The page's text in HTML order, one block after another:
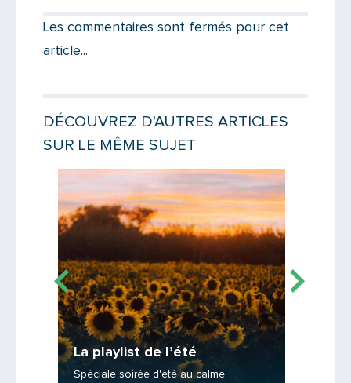
Message
Les commentaires sont fermés pour cet
article...
DÉCOUVREZ D'AUTRES ARTICLES
SUR LE MÊME SUJET
La playlist de l’été
Spéciale soirée d'été au calme